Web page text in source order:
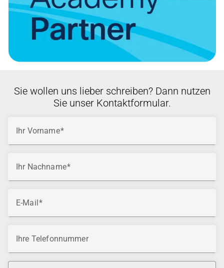
Sie wollen uns lieber schreiben? Dann nutzen
Sie unser Kontaktformular.
Ihr Vorname
Ihr Nachname
E-Mail
Ihre Telefonnummer